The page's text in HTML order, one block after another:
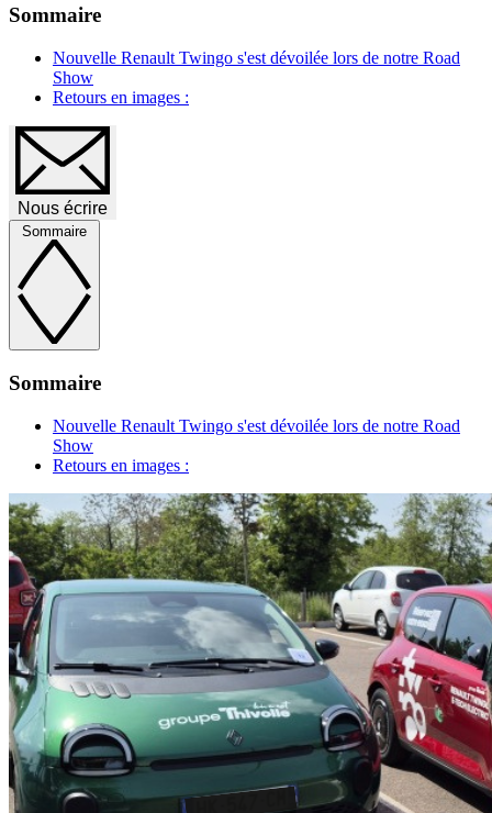
Sommaire
Nouvelle Renault Twingo s'est dévoilée lors de notre Road
Show
Retours en images :
Nous écrire
Sommaire
Sommaire
Nouvelle Renault Twingo s'est dévoilée lors de notre Road
Show
Retours en images :